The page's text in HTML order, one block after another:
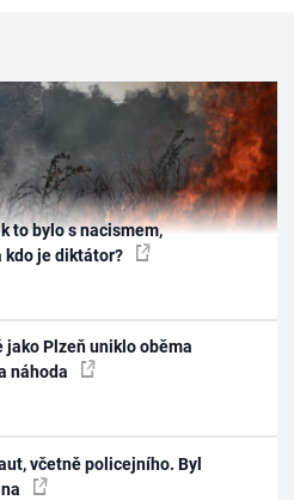
to bylo s nacismem,
kdo je diktátor?
jako Plzeň uniklo oběma
náhoda
včetně policejního. Byl